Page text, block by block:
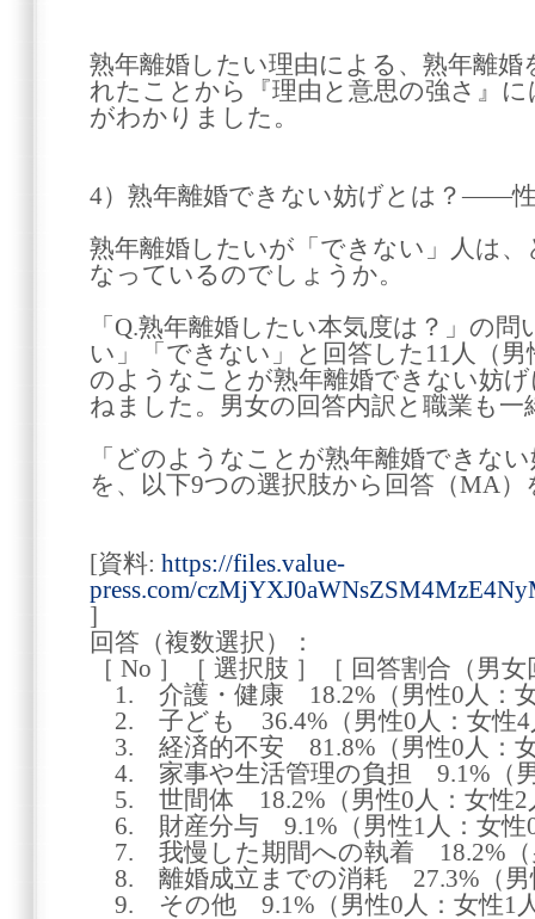
熟年離婚したい理由による、熟年離
れたことから『理由と意思の強さ』
がわかりました。
4）熟年離婚できない妨げとは？――
熟年離婚したいが「できない」人は
なっているのでしょうか。
「Q.熟年離婚したい本気度は？」の
い」「できない」と回答した11人（
のようなことが熟年離婚できない妨
ねました。男女の回答内訳と職業も
「どのようなことが熟年離婚できな
を、以下9つの選択肢から回答（MA
[資料: https://files.value-
press.com/
]
回答（複数選択）：
［ No ］［ 選択肢 ］［ 回答割合（男
1. 介護・健康 18.2%（男性0人：
2. 子ども 36.4%（男性0人：女性4
3. 経済的不安 81.8%（男性0人：
4. 家事や生活管理の負担 9.1%（男
5. 世間体 18.2%（男性0人：女性2
6. 財産分与 9.1%（男性1人：女性
7. 我慢した期間への執着 18.2%（
8. 離婚成立までの消耗 27.3%（男
9. その他 9.1%（男性0人：女性1